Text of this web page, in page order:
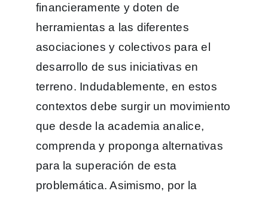
financieramente y doten de
herramientas a las diferentes
asociaciones y colectivos para el
desarrollo de sus iniciativas en
terreno. Indudablemente, en estos
contextos debe surgir un movimiento
que desde la academia analice,
comprenda y proponga alternativas
para la superación de esta
problemática. Asimismo, por la